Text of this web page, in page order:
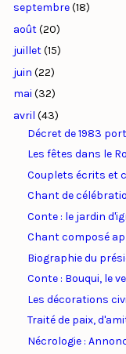
septembre(18)
août(20)
juillet(15)
juin (22)
mai (32)
avril (43)
Décret de 1983
Les fêtes dans le
Couplets écrits et
Chant de
Conte : le jardin
Chant composé
Biographie du
Conte : Bouqui, le
Les décorations
Traité de paix,
Nécrologie :